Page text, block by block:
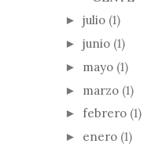
► julio (1)
► junio (1)
► mayo (1)
► marzo (1)
► febrero (1)
► enero (1)